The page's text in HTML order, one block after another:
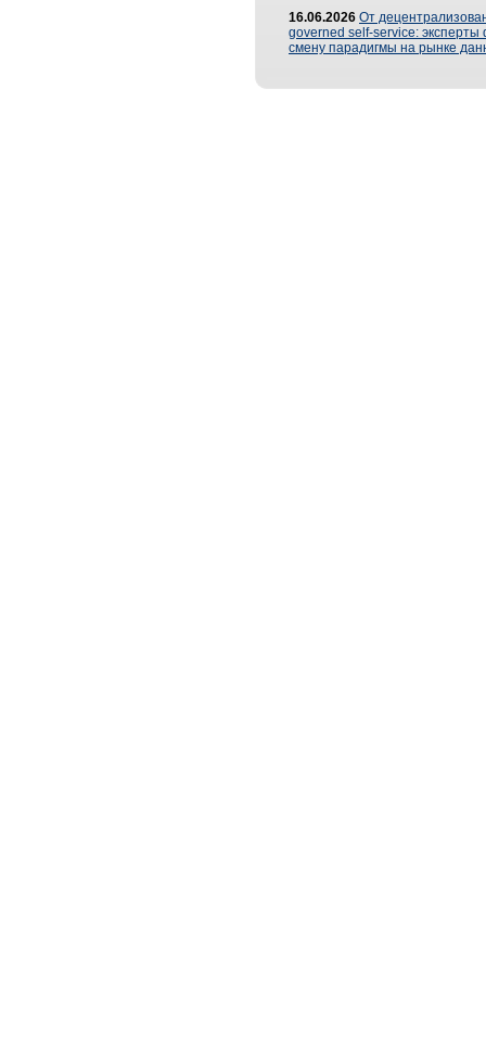
16.06.2026 От
governed self-service: эксперты
смену парадигмы на рынке